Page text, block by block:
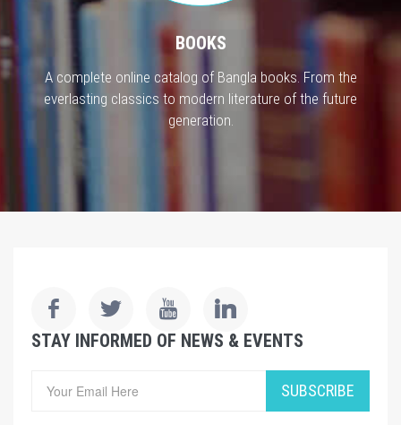
BOOKS
A complete online catalog of Bangla books. From the
everlasting classics to modern literature of the future
generation.
STAY INFORMED OF NEWS & EVENTS
SUBSCRIBE